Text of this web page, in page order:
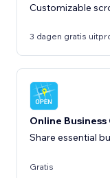
Customizable
3 dagen gratis
Online Business
Share essential
Gratis